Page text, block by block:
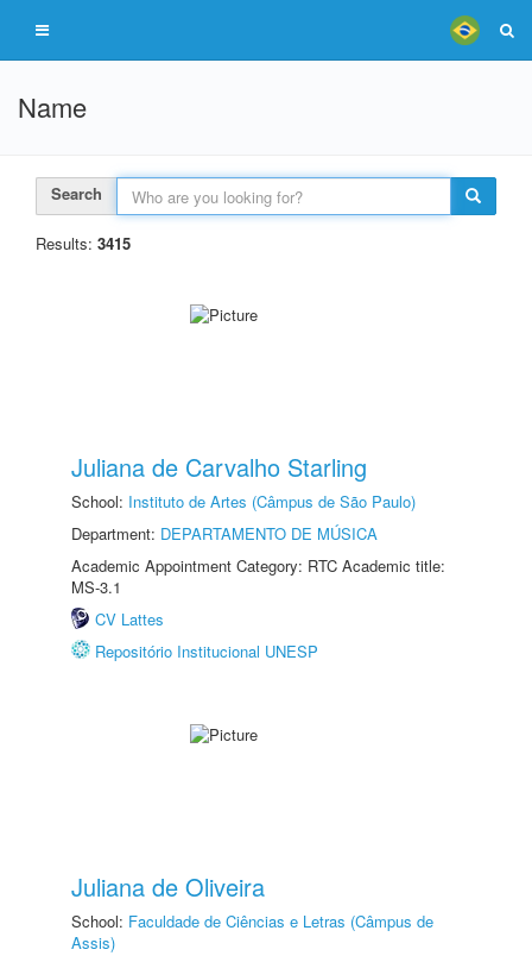
Name
Search
Results: 3415
Juliana de Carvalho Starling
School: Instituto de Artes (Câmpus de São Paulo)
Department: DEPARTAMENTO DE MÚSICA
Academic Appointment Category: RTC Academic title:
MS-3.1
CV Lattes
Repositório Institucional UNESP
Juliana de Oliveira
School: Faculdade de Ciências e Letras (Câmpus de
Assis)